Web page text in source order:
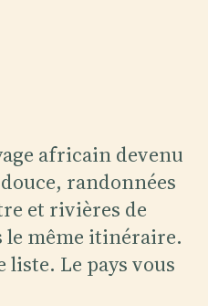
africain devenu
randonnées
et rivières de
même itinéraire.
liste. Le pays vous